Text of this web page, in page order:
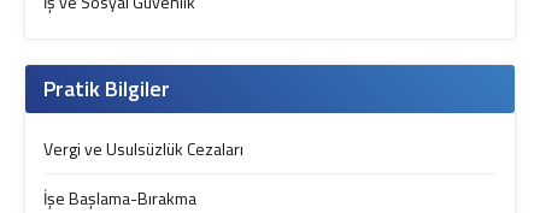
Pratik Bilgiler
Vergi ve Usulsüzlük Cezaları
İşe Başlama-Bırakma